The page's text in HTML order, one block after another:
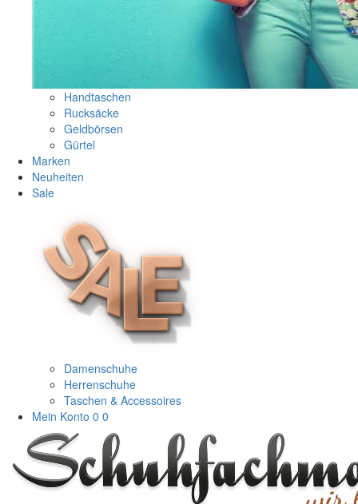
Handtaschen
Rucksäcke
Geldbörsen
Gürtel
Marken
Neuheiten
Sale
Damenschuhe
Herrenschuhe
Taschen & Accessoires
Mein Konto 0 0